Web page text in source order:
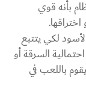
بأنه قوي
لكي يتتبع
السرقة أو
باللعب في